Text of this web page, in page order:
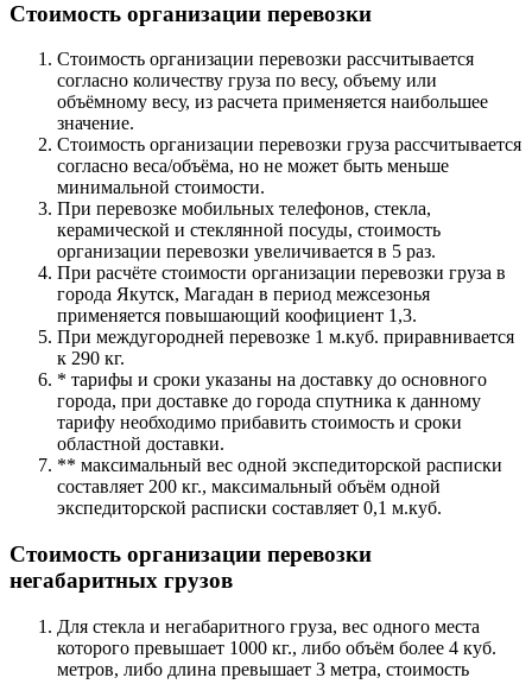
Стоимость организации перевозки
Стоимость организации перевозки рассчитывается
согласно количеству груза по весу, объему или
объёмному весу, из расчета применяется наибольшее
значение.
Стоимость организации перевозки груза рассчитывается
согласно веса/объёма, но не может быть меньше
минимальной стоимости.
При перевозке мобильных телефонов, стекла,
керамической и стеклянной посуды, стоимость
организации перевозки увеличивается в 5 раз.
При расчёте стоимости организации перевозки груза в
города Якутск, Магадан в период межсезонья
применяется повышающий коофициент 1,3.
При междугородней перевозке 1 м.куб. приравнивается
к 290 кг.
* тарифы и сроки указаны на доставку до основного
города, при доставке до города спутника к данному
тарифу необходимо прибавить стоимость и сроки
областной доставки.
** максимальный вес одной экспедиторской расписки
составляет 200 кг., максимальный объём одной
экспедиторской расписки составляет 0,1 м.куб.
Стоимость организации перевозки
негабаритных грузов
Для стекла и негабаритного груза, вес одного места
которого превышает 1000 кг., либо объём более 4 куб.
метров, либо длина превышает 3 метра, стоимость